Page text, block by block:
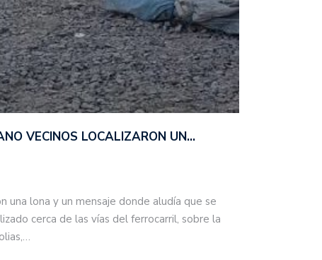
VECINOS LOCALIZARON UN…
una lona y un mensaje donde aludía que se
cerca de las vías del ferrocarril, sobre la